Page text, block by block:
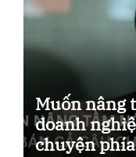
Muốn nâng
doanh
chuyện